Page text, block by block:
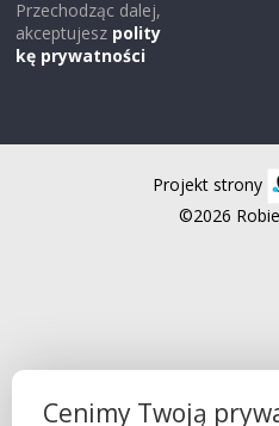
Przechodząc dalej,
akceptujesz polity
kę prywatności
Projekt strony
©2026
Cenimy Twoją